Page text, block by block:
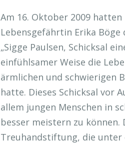
Am 16. Oktober 2009 hatten
Lebensgefährtin Erika
„Sigge Paulsen, Schicksal
einfühlsamer Weise die
ärmlichen und schwierigen
hatte. Dieses Schicksal vor
allem jungen Menschen in
besser meistern zu können.
Treuhandstiftung, die unter